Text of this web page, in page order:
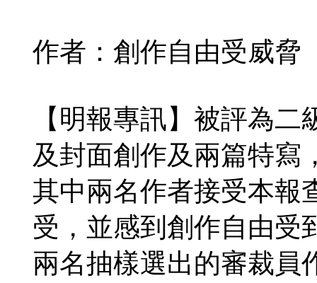
作者：創作自由受威
【明報專訊】被評為
及封面創作及兩篇特寫
其中兩名作者接受本報
受，並感到創作自由受
兩名抽樣選出的審裁員